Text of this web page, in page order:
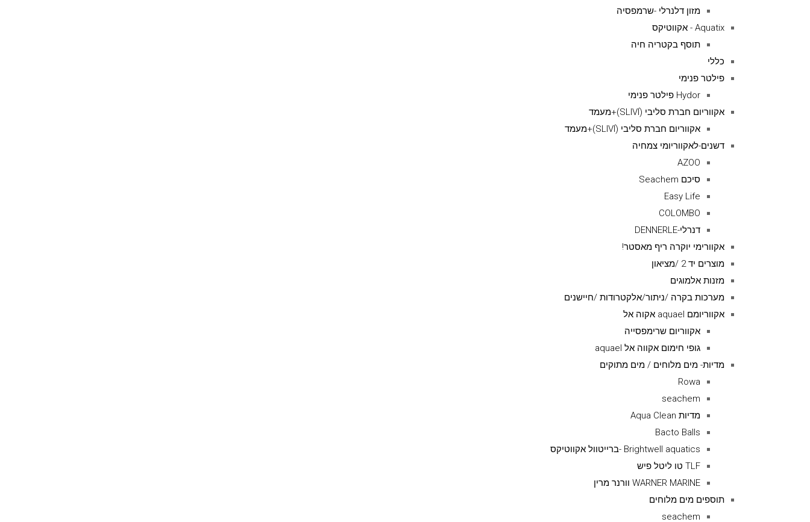
מזון דלנרלי -שרמפסיה
Aquatix - אקווטיקס
תוסף בקטריה חיה
כללי
פילטר פנימי
Hydor פילטר פנימי
אקווריום חברת סליבי (SLIVIׂׂ)+מעמד
אקווריום חברת סליבי (SLIVIׂׂ)+מעמד
דשנים-לאקווריומי צמחיה
AZOO
סיכם Seachem
Easy Life
COLOMBO
דנרלי-DENNERLE
אקוורימי יוקרה ריף מאסטר!
מוצרים יד 2 /מציאון
מזנות אלמוגים
מערכות בקרה /ניתור/אלקטרודות /חיישנים
אקווריומם aquael אקוה אל
אקווריום שרימפסייה
גופי חימום אקווה אל aquael
מדיות- מים מלוחים / מים מתוקים
Rowa
seachem
מדיות Aqua Clean
Bacto Balls
Brightwell aquatics -ברייטוול אקווטיקס
TLF טו ליטל פיש
WARNER MARINE וורנר מרין
תוספים מים מלוחים
seachem